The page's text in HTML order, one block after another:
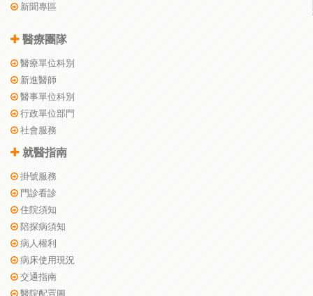
新聞專區
醫療團隊
醫療單位科別
新進醫師
醫事單位科別
行政單位部門
社會服務
就醫指南
掛號服務
門診看診
住院須知
陪探病須知
病人權利
病床使用現況
交通指南
醫院配置圖